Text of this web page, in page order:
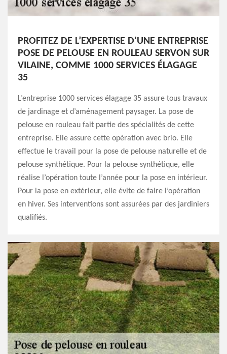
PROFITEZ DE L’EXPERTISE D'UNE ENTREPRISE
POSE DE PELOUSE EN ROULEAU SERVON SUR
VILAINE, COMME 1000 SERVICES ÉLAGAGE
35
L’entreprise 1000 services élagage 35 assure tous travaux
de jardinage et d’aménagement paysager. La pose de
pelouse en rouleau fait partie des spécialités de cette
entreprise. Elle assure cette opération avec brio. Elle
effectue le travail pour la pose de pelouse naturelle et de
pelouse synthétique. Pour la pelouse synthétique, elle
réalise l’opération toute l’année pour la pose en intérieur.
Pour la pose en extérieur, elle évite de faire l’opération
en hiver. Ses interventions sont assurées par des jardiniers
qualifiés.